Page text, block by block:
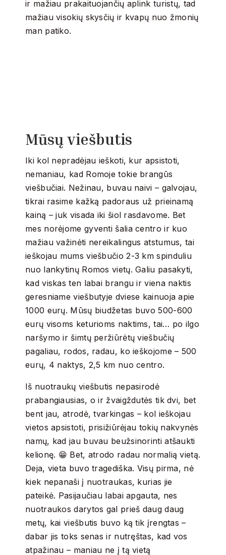
ir mažiau prakaituojančių aplink turistų, tad
mažiau visokių skysčių ir kvapų nuo žmonių
man patiko.
Mūsų viešbutis
Iki kol nepradėjau ieškoti, kur apsistoti,
nemaniau, kad Romoje tokie brangūs
viešbučiai. Nežinau, buvau naivi – galvojau,
tikrai rasime kažką padoraus už prieinamą
kainą – juk visada iki šiol rasdavome. Bet
mes norėjome gyventi šalia centro ir kuo
mažiau važinėti nereikalingus atstumus, tai
ieškojau mums viešbučio 2-3 km spinduliu
nuo lankytinų Romos vietų. Galiu pasakyti,
kad viskas ten labai brangu ir viena naktis
geresniame viešbutyje dviese kainuoja apie
1000 eurų. Mūsų biudžetas buvo 500-600
eurų visoms keturioms naktims, tai… po ilgo
naršymo ir šimtų peržiūrėtų viešbučių
pagaliau, rodos, radau, ko ieškojome – 500
eurų, 4 naktys, 2,5 km nuo centro.
Iš nuotraukų viešbutis nepasirodė
prabangiausias, o ir žvaigždutės tik dvi, bet
bent jau, atrodė, tvarkingas – kol ieškojau
vietos apsistoti, prisižiūrėjau tokių nakvynės
namų, kad jau buvau beužsinorinti atšaukti
kelionę. 😁 Bet, atrodo radau normalią vietą.
Deja, vieta buvo tragediška. Visų pirma, nė
kiek nepanaši į nuotraukas, kurias jie
pateikė. Pasijaučiau labai apgauta, nes
nuotraukos darytos gal prieš daug daug
metų, kai viešbutis buvo ką tik įrengtas –
dabar jis toks senas ir nutręštas, kad vos
atpažinau – maniau ne į tą vietą